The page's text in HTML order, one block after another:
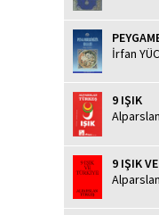
İrfan
9 IŞIK
9 IŞIK